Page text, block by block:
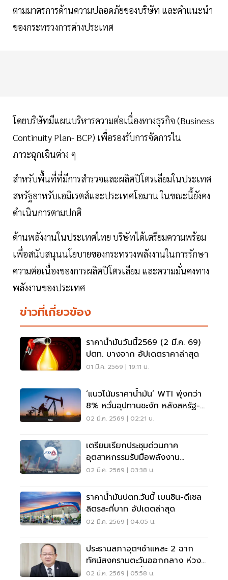
ตามมาตรการด้านความปลอดภัยของบริษัท และคำแนะนำ
ของกระทรวงการต่างประเทศ
โดยบริษัทมีแผนบริหารความต่อเนื่องทางธุรกิจ (Business
Continuity Plan- BCP) เพื่อรองรับการจัดการใน
ภาวะฉุกเฉินต่าง ๆ
สำหรับพื้นที่ที่มีการสำรวจและผลิตปิโตรเลียมในประเทศ
สหรัฐอาหรับเอมิเรตส์และประเทศโอมาน ในขณะนี้ยังคง
ดำเนินการตามปกติ
ด้านพลังงานในประเทศไทย บริษัทได้เตรียมความพร้อม
เพื่อสนับสนุนนโยบายของกระทรวงพลังงานในการรักษา
ความต่อเนื่องของการผลิตปิโตรเลียม และความมั่นคงทาง
พลังงานของประเทศ
ข่าวที่เกี่ยวข้อง
ราคาน้ำมันวันนี้2569 (2 มี.ค. 69)
ปตท. บางจาก อัปเดตราคาล่าสุด
01 มี.ค. 2569 | 19:11 น.
‘แนวโน้มราคาน้ำมัน’ WTI พุ่งกว่า
8% หวั่นอุปทานชะงัก หลังสหรัฐ-
อิสราเอลโจมตีอิหร่าน
02 มี.ค. 2569 | 02:21 น.
เตรียมเรียกประชุมด่วนภาค
อุตสาหกรรมรับมือพลังงาน
ขาดแคลน
02 มี.ค. 2569 | 03:38 น.
ราคาน้ำมันปตท.วันนี้ เบนซิน-ดีเซล
ลิตรละกี่บาท อัปเดตล่าสุด
02 มี.ค. 2569 | 04:05 น.
ประธานสภาอุตฯชำแหละ 2 ฉาก
ทัศน์สงครามตะวันออกกลาง ห่วง
ยืดเยื้อดันราคาน้ำมัน-เงินเฟ้อพุ่ง
02 มี.ค. 2569 | 05:58 น.